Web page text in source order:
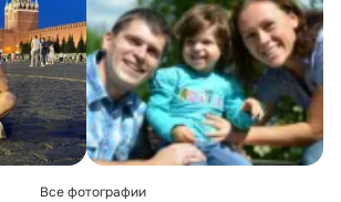
Все фотографии